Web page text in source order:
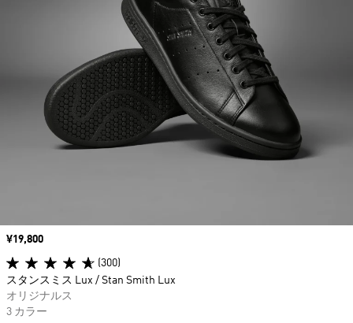
価格
¥19,800
(300)
スタンスミス Lux / Stan Smith Lux
オリジナルス
3 カラー